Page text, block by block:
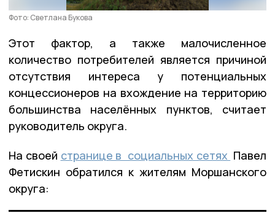
Фото: Светлана Букова
Этот фактор, а также малочисленное
количество потребителей является причиной
отсутствия интереса у потенциальных
концессионеров на вхождение на территорию
большинства населённых пунктов, считает
руководитель округа.
На своей странице в социальных сетях Павел
Фетискин обратился к жителям Моршанского
округа: